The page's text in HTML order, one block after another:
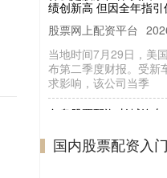
股票网上配资平台
当地时间7月29日，美
布第二季度财报。受新
求影响，该公司当季
免息股票配资 长城汽
0.45元（含税）
中访网数据 长城汽车
国内股票配资入门